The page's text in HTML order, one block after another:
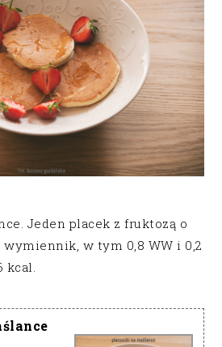
Jeden placek z fruktozą o
wymiennik, w tym 0,8 WW i 0,2
kcal.